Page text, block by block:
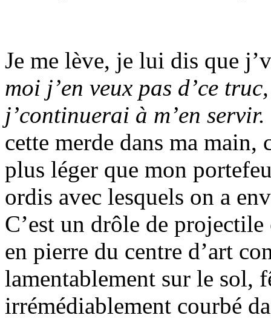
Je me lève, je lui dis que
moi j’en veux pas d’ce
j’continuerai à m’en servir.
cette merde dans ma
plus léger que mon
ordis avec lesquels on a
C’est un drôle de
en pierre du centre d’art
lamentablement sur le sol,
irrémédiablement courbé